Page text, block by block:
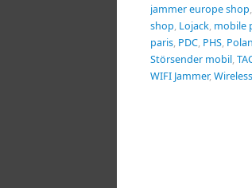
jammer europe shop,
shop, Lojack, mobile
paris, PDC, PHS,
Störsender mobil,
WIFI Jammer,